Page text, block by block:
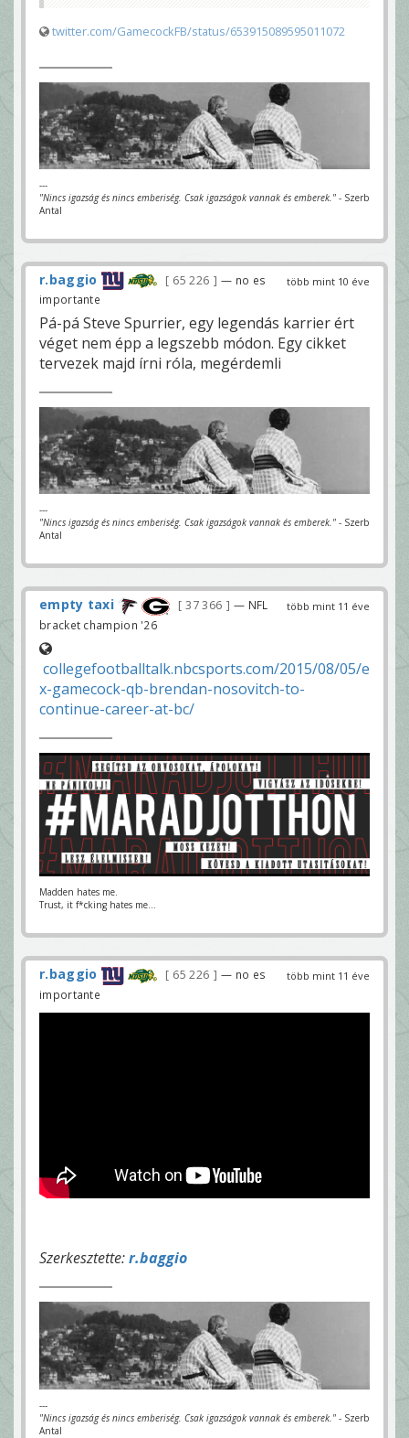
twitter.com/GamecockFB/status/653915089595011072
---
"Nincs igazság és nincs emberiség. Csak igazságok vannak és emberek." - Szerb
Antal
több mint 10 éve
r.baggio 65 226
— no es
importante
Pá-pá Steve Spurrier, egy legendás karrier ért
véget nem épp a legszebb módon. Egy cikket
tervezek majd írni róla, megérdemli
---
"Nincs igazság és nincs emberiség. Csak igazságok vannak és emberek." - Szerb
Antal
több mint 11 éve
empty taxi 37 366
— NFL
bracket champion '26
collegefootballtalk.nbcsports.com/2015/08/05/e
x-gamecock-qb-brendan-nosovitch-to-
continue-career-at-bc/
Madden hates me.
Trust, it f*cking hates me...
több mint 11 éve
r.baggio 65 226
— no es
importante
Szerkesztette:r.baggio
---
"Nincs igazság és nincs emberiség. Csak igazságok vannak és emberek." - Szerb
Antal